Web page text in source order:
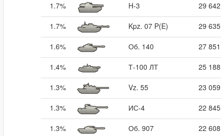
1.7% H-3 29 642
1.7% Kpz. 07 P(E) 29 635
1.6% Об. 140 27 851
1.4% Т-100 ЛТ 25 188
1.3% Vz. 55 23 059
1.3% ИС-4 22 845
1.3% Об. 907 22 608